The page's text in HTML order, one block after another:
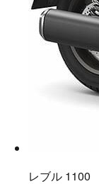
レブル 1100